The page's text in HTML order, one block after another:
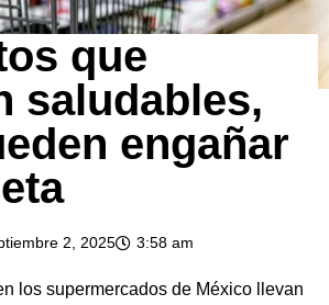
que
saludables,
engañar
2, 2025 3:58 am
los supermercados de México llevan